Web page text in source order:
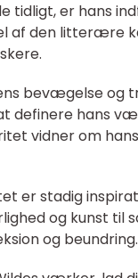
tidligt, er hans
af den litterære
bevægelse og
definere hans
vidner om
er stadig
og kunst til
og beundring.